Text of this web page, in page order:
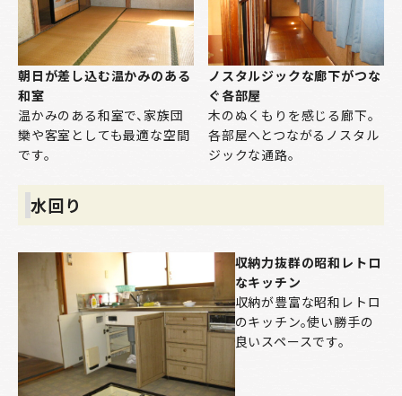
朝日が差し込む温かみのある
和室
温かみのある和室で、家族団
欒や客室としても最適な空間
です。
ノスタルジックな廊下がつな
ぐ各部屋
木のぬくもりを感じる廊下。
各部屋へとつながるノスタル
ジックな通路。
水回り
収納力抜群の昭和レトロ
なキッチン
収納が豊富な昭和レトロ
のキッチン。使い勝手の
良いスペースです。